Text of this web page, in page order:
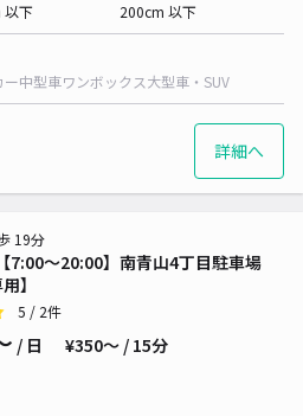
以下
200cm 以下
ー中型車ワンボックス大型車・SUV
詳細へ
7:00～20:00】南青山4丁目駐車場
】
19分
5 / 2件
/ 日 ¥350〜 / 15分